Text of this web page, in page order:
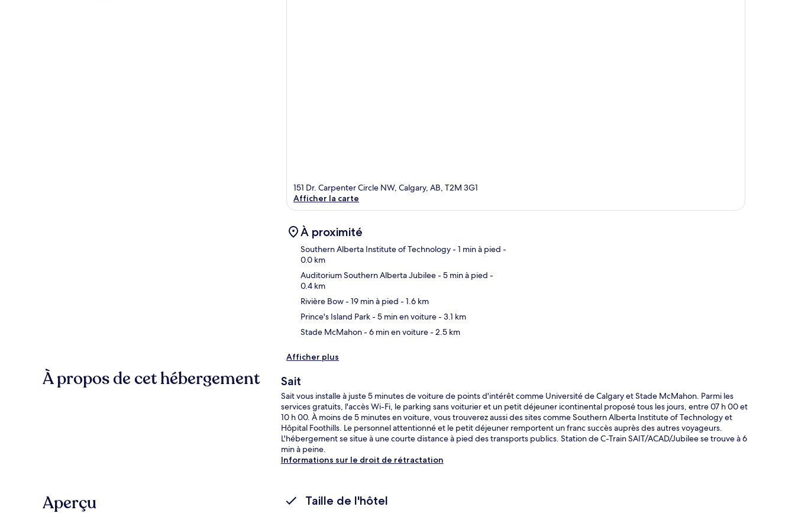
151 Dr. Carpenter Circle NW, Calgary, AB, T2M 3G1
Afficher la carte
À proximité
Southern Alberta Institute of Technology- 1 min à pied -
0.0 km
Auditorium Southern Alberta Jubilee- 5 min à pied -
0.4 km
Rivière Bow- 19 min à pied - 1.6 km
Prince's Island Park- 5 min en voiture- 3.1 km
Stade McMahon- 6 min en voiture- 2.5 km
Afficher plus
À propos de cet hébergement Sait
Sait vous installe à juste 5 minutes de voiture de points d'intérêt comme Université de Calgary et Stade McMahon. Parmi les
services gratuits, l'accès Wi-Fi, le parking sans voiturier et un petit déjeuner icontinental proposé tous les jours, entre 07 h 00 et
10 h 00. À moins de 5 minutes en voiture, vous trouverez aussi des sites comme Southern Alberta Institute of Technology et
Hôpital Foothills. Le personnel attentionné et le petit déjeuner remportent un franc succès auprès des autres voyageurs.
L'hébergement se situe à une courte distance à pied des transports publics. Station de C-Train SAIT/ACAD/Jubilee se trouve à 6
min à peine.
Informations sur le droit de rétractation
Aperçu Taille de l'hôtel